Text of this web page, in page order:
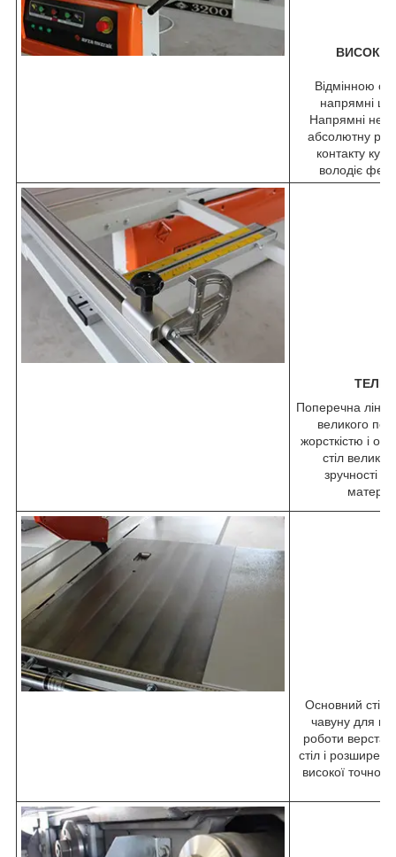
Відмінною
напрямні
Напрямні не
абсолютну
контакту
володіє
Поперечна
великого
жорсткістю і
стіл
зручності
Основний стіл
чавуну для
роботи
стіл і
високої